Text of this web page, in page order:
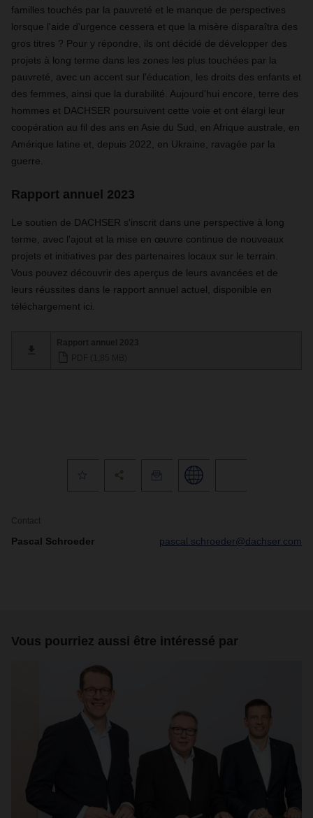
familles touchés par la pauvreté et le manque de perspectives
lorsque l'aide d'urgence cessera et que la misère disparaîtra des
gros titres ? Pour y répondre, ils ont décidé de développer des
projets à long terme dans les zones les plus touchées par la
pauvreté, avec un accent sur l'éducation, les droits des enfants et
des femmes, ainsi que la durabilité. Aujourd'hui encore, terre des
hommes et DACHSER poursuivent cette voie et ont élargi leur
coopération au fil des ans en Asie du Sud, en Afrique australe, en
Amérique latine et, depuis 2022, en Ukraine, ravagée par la
guerre.
Rapport annuel 2023
Le soutien de DACHSER s'inscrit dans une perspective à long
terme, avec l'ajout et la mise en œuvre continue de nouveaux
projets et initiatives par des partenaires locaux sur le terrain.
Vous pouvez découvrir des aperçus de leurs avancées et de
leurs réussites dans le rapport annuel actuel, disponible en
téléchargement ici.
Contact
Pascal Schroeder pascal.schroeder@dachser.com
Vous pourriez aussi être intéressé par